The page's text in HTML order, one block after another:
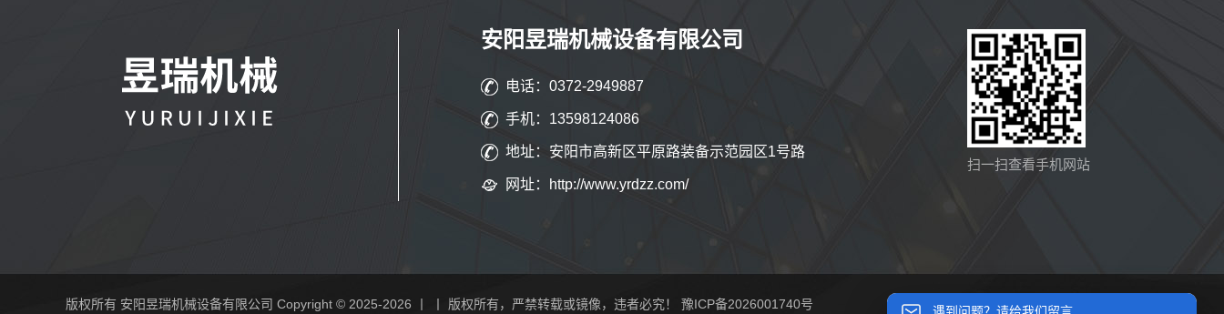
安阳昱瑞机械设备有限公司
电话：0372-2949887
手机：13598124086
地址：安阳市高新区平原路装备示范园区1号路
网址：http://www.yrdzz.com/
扫一扫查看手机网站
版权所有 安阳昱瑞机械设备有限公司 Copyright © 2025-2026 丨 丨 版权所有，严禁转载或镜像，违者必究！ 豫ICP备2026001740号